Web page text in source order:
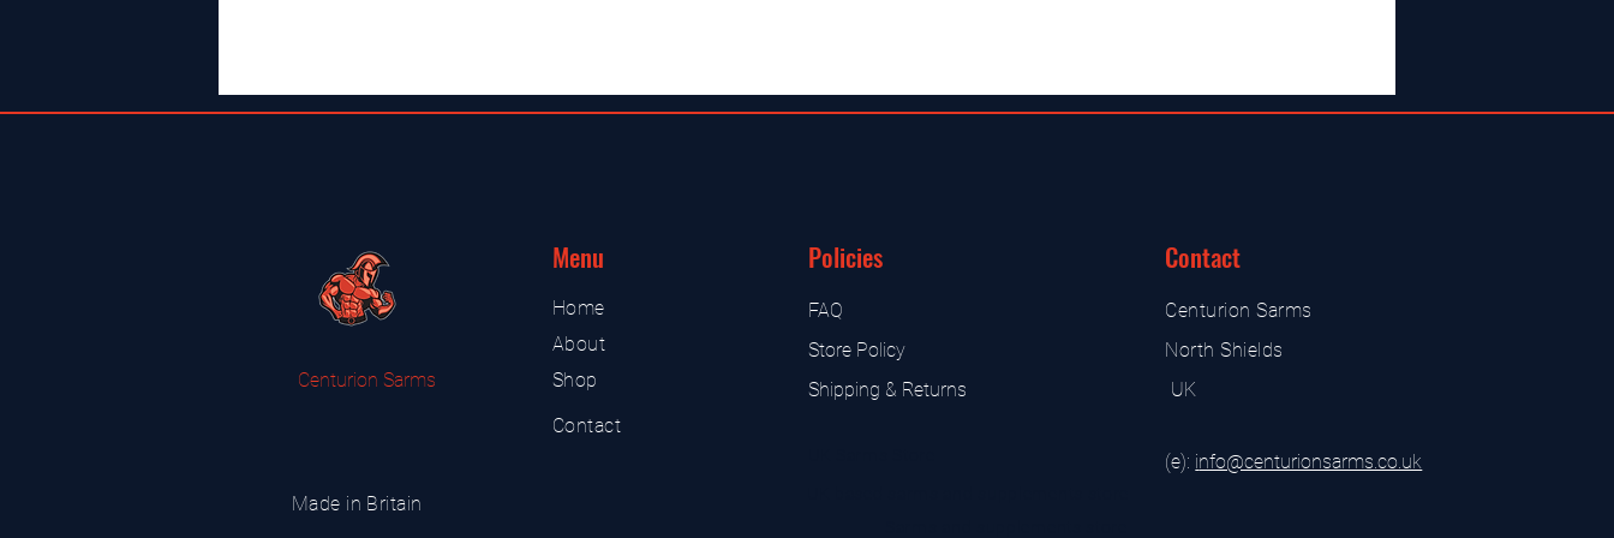
Centurion Sarms
Made in Britain
Menu
Home
About
Shop
Contact
Policies
FAQ
Store Policy
Shipping & Returns
Contact
Centurion Sarms
North Shields
UK
(e): info@centurionsarms.co.uk